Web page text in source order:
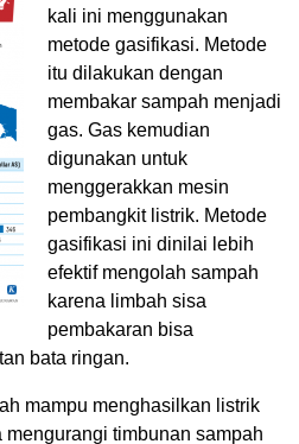
kali ini menggunakan
metode gasifikasi. Metode
itu dilakukan dengan
membakar sampah menjadi
gas. Gas kemudian
digunakan untuk
menggerakkan mesin
pembangkit listrik. Metode
gasifikasi ini dinilai lebih
efektif mengolah sampah
karena limbah sisa
pembakaran bisa
bata ringan.
mampu menghasilkan listrik
mengurangi timbunan sampah